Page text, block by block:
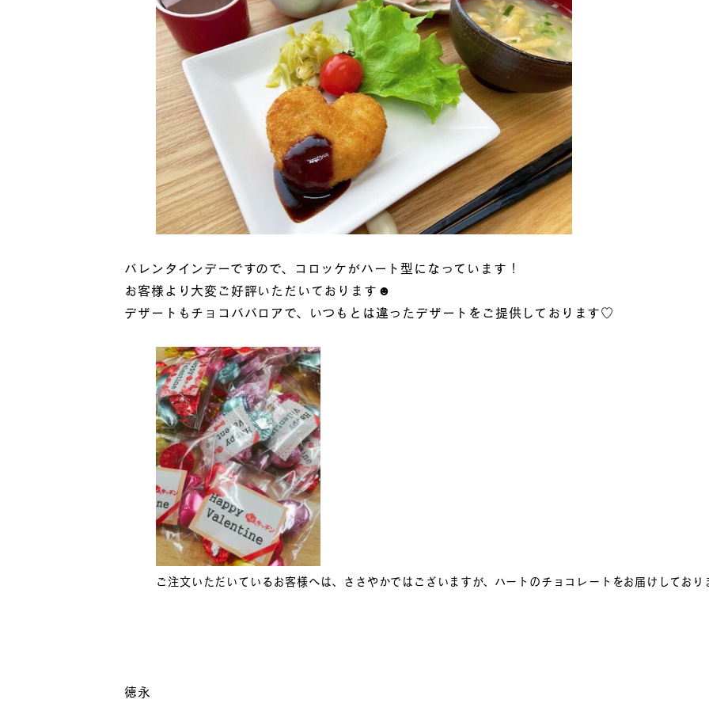
バレンタインデーですので、コロッケがハート型になっています！
お客様より大変ご好評いただいております☻
デザートもチョコババロアで、いつもとは違ったデザートをご提供しております♡
ご注文いただいているお客様へは、ささやかではございますが、ハートのチョコレートをお届けしてお
徳永